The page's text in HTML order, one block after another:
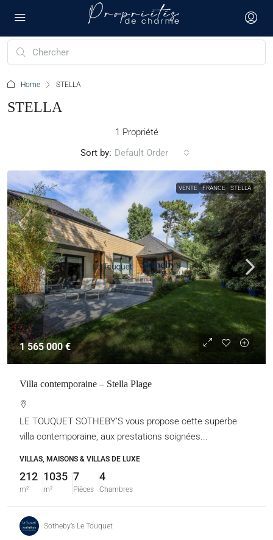
Home STELLA
STELLA
1 Propriété
Sort by: Default Order
VENTE FRANCE STELLA
1 565 000 €
Villa contemporaine – Stella Plage
LE TOUQUET SOTHEBY’S vous propose cette superbe
villa contemporaine, aux prestations soignées...
VILLAS, MAISONS & VILLAS DE LUXE
212
m²
1035
m²
7
Pièces
4
Chambres
Sotheby’s Le Touquet